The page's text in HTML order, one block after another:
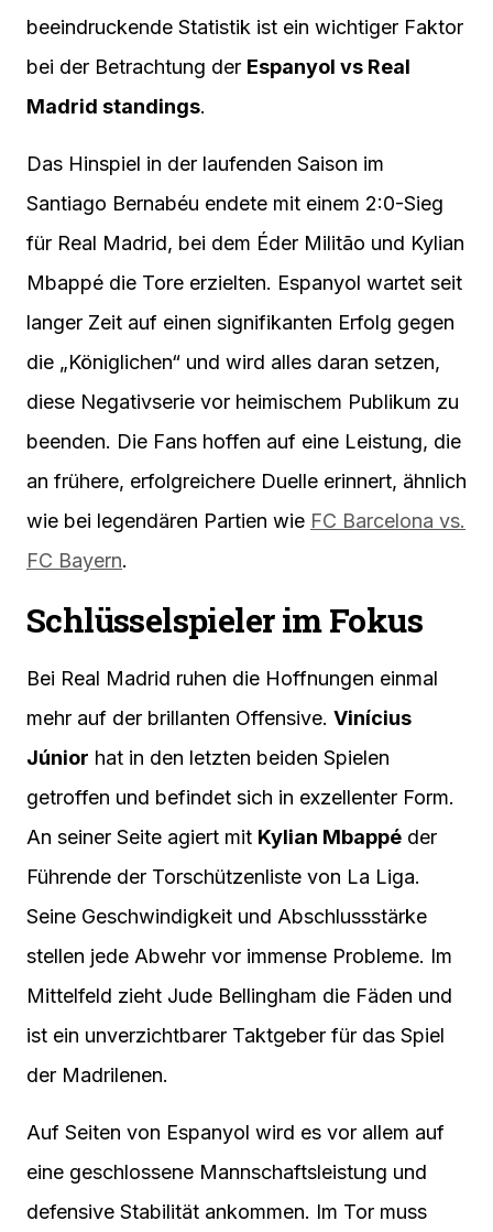
beeindruckende Statistik ist ein wichtiger Faktor
bei der Betrachtung der Espanyol vs Real
Madrid standings.
Das Hinspiel in der laufenden Saison im
Santiago Bernabéu endete mit einem 2:0-Sieg
für Real Madrid, bei dem Éder Militão und Kylian
Mbappé die Tore erzielten. Espanyol wartet seit
langer Zeit auf einen signifikanten Erfolg gegen
die „Königlichen“ und wird alles daran setzen,
diese Negativserie vor heimischem Publikum zu
beenden. Die Fans hoffen auf eine Leistung, die
an frühere, erfolgreichere Duelle erinnert, ähnlich
wie bei legendären Partien wie FC Barcelona vs.
FC Bayern.
Schlüsselspieler im Fokus
Bei Real Madrid ruhen die Hoffnungen einmal
mehr auf der brillanten Offensive. Vinícius
Júnior hat in den letzten beiden Spielen
getroffen und befindet sich in exzellenter Form.
An seiner Seite agiert mit Kylian Mbappé der
Führende der Torschützenliste von La Liga.
Seine Geschwindigkeit und Abschlussstärke
stellen jede Abwehr vor immense Probleme. Im
Mittelfeld zieht Jude Bellingham die Fäden und
ist ein unverzichtbarer Taktgeber für das Spiel
der Madrilenen.
Auf Seiten von Espanyol wird es vor allem auf
eine geschlossene Mannschaftsleistung und
defensive Stabilität ankommen. Im Tor muss